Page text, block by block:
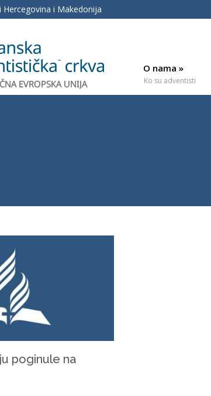
Hercegovina i Makedonija
O nama »
Ko su adventisti
poginule na